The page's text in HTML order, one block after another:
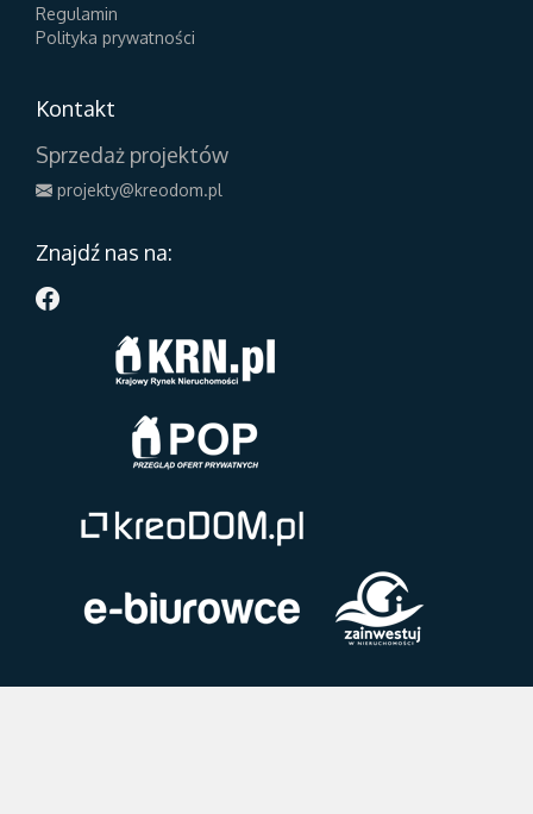
Regulamin
Polityka prywatności
Kontakt
Sprzedaż projektów
projekty@kreodom.pl
Znajdź nas na: